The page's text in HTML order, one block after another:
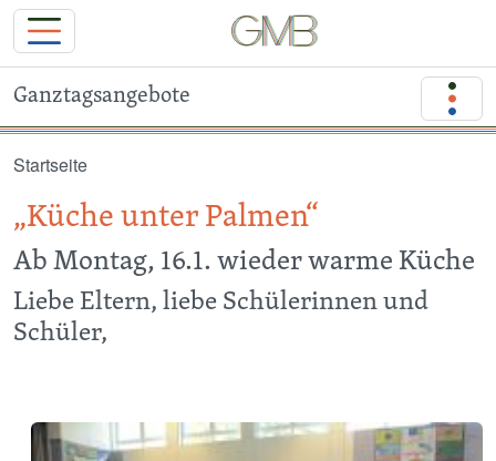
Ganztagsangebote
Startseite
„Küche unter Palmen“
Ab Montag, 16.1. wieder warme Küche
Liebe Eltern, liebe Schülerinnen und
Schüler,
Image